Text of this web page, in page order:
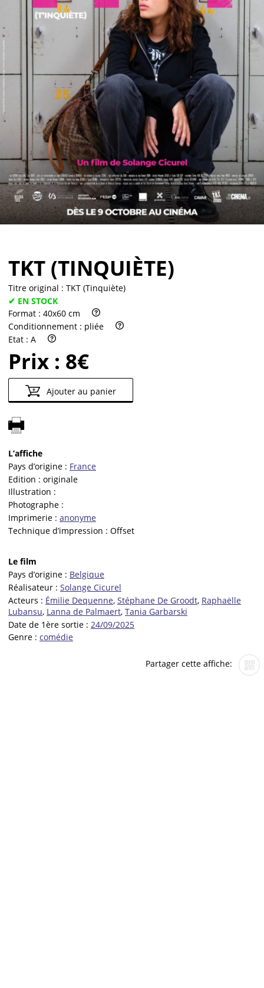
Vendre
TKT (TINQUIÈTE)
Titre original : TKT (Tinquiète)
✔ EN STOCK
Format : 40x60 cm
Conditionnement : pliée
Etat : A
Prix : 8€
Ajouter au panier
L’affiche
Pays d’origine : France
Edition : originale
Illustration :
Photographe :
Imprimerie : anonyme
Technique d’impression : Offset
Le film
Pays d’origine : Belgique
Réalisateur : Solange Cicurel
Acteurs : Émilie Dequenne, Stéphane De Groodt, Raphaëlle
Lubansu, Lanna de Palmaert, Tania Garbarski
Date de 1ère sortie : 24/09/2025
Genre : comédie
Partager cette affiche: